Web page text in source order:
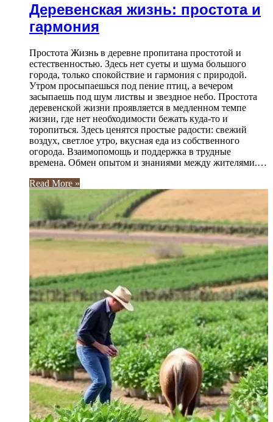
Деревенская жизнь: простота и
гармония
Простота Жизнь в деревне пропитана простотой и
естественностью. Здесь нет суеты и шума большого
города, только спокойствие и гармония с природой.
Утром просыпаешься под пение птиц, а вечером
засыпаешь под шум листвы и звездное небо. Простота
деревенской жизни проявляется в медленном темпе
жизни, где нет необходимости бежать куда-то и
торопиться. Здесь ценятся простые радости: свежий
воздух, светлое утро, вкусная еда из собственного
огорода. Взаимопомощь и поддержка в трудные
времена. Обмен опытом и знаниями между жителями.…
Read More »